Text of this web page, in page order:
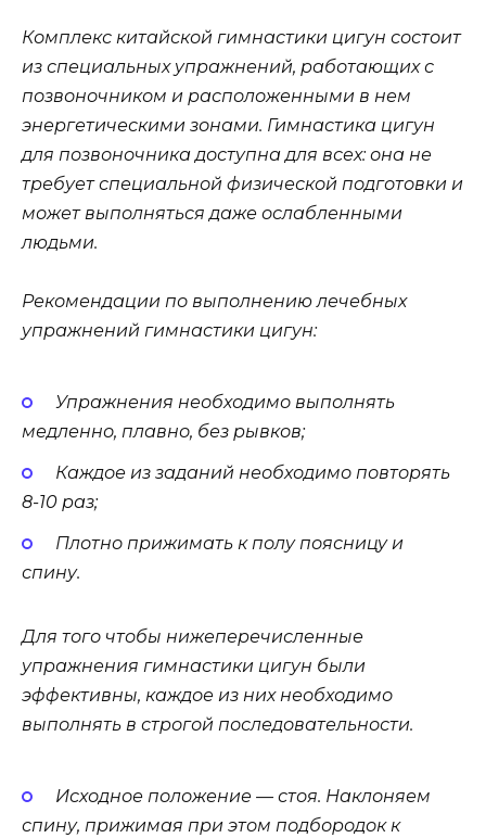
Комплекс китайской гимнастики цигун состоит
из специальных упражнений, работающих с
позвоночником и расположенными в нем
энергетическими зонами. Гимнастика цигун
для позвоночника доступна для всех: она не
требует специальной физической подготовки и
может выполняться даже ослабленными
людьми.
Рекомендации по выполнению лечебных
упражнений гимнастики цигун:
Упражнения необходимо выполнять
медленно, плавно, без рывков;
Каждое из заданий необходимо повторять
8-10 раз;
Плотно прижимать к полу поясницу и
спину.
Для того чтобы нижеперечисленные
упражнения гимнастики цигун были
эффективны, каждое из них необходимо
выполнять в строгой последовательности.
Исходное положение — стоя. Наклоняем
спину, прижимая при этом подбородок к